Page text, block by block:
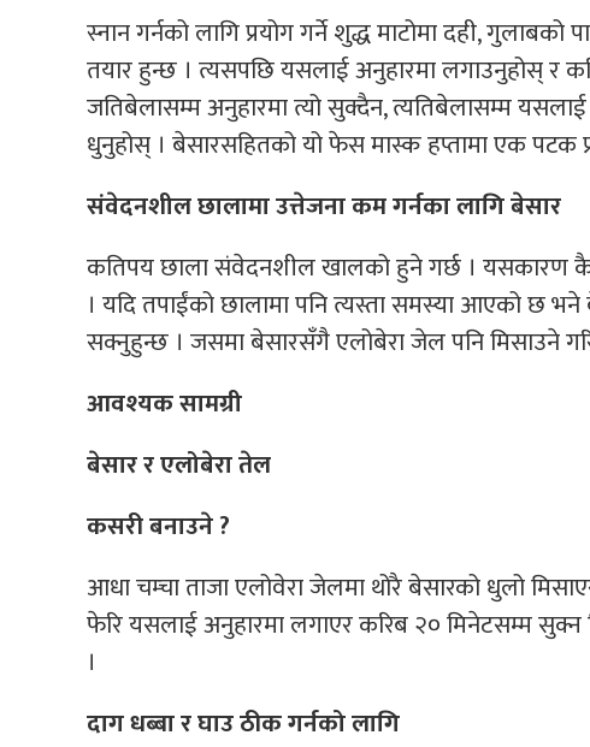
स्नान गर्नको लागि प्रयोग गर्ने शुद्ध माटोमा दही,
तयार हुन्छ । त्यसपछि यसलाई अनुहारमा लगाउनुहोस् र
जतिबेलासम्म अनुहारमा त्यो सुक्दैन, त्यतिबेलासम्म
धुनुहोस् । बेसारसहितको यो फेस मास्क हप्तामा एक पटक
संवेदनशील छालामा उत्तेजना कम गर्नका लागि बेसार
कतिपय छाला संवेदनशील खालको हुने गर्छ । यसकारण
। यदि तपाईंको छालामा पनि त्यस्ता समस्या आएको छ भने
सक्नुहुन्छ । जसमा बेसारसँगै एलोबेरा जेल पनि मिसाउने
आवश्यक सामग्री
बेसार र एलोबेरा तेल
कसरी बनाउने ?
आधा चम्चा ताजा एलोवेरा जेलमा थोरै बेसारको धुलो
फेरि यसलाई अनुहारमा लगाएर करिब २० मिनेटसम्म सुक्न
।
दाग धब्बा र घाउ ठीक गर्नको लागि